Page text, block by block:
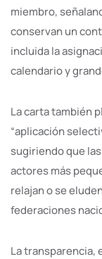
miembro,
conservan un
incluida la
calendario y
La carta también
“aplicación
sugiriendo que
actores más
relajan o se
federaciones
La transparencia,